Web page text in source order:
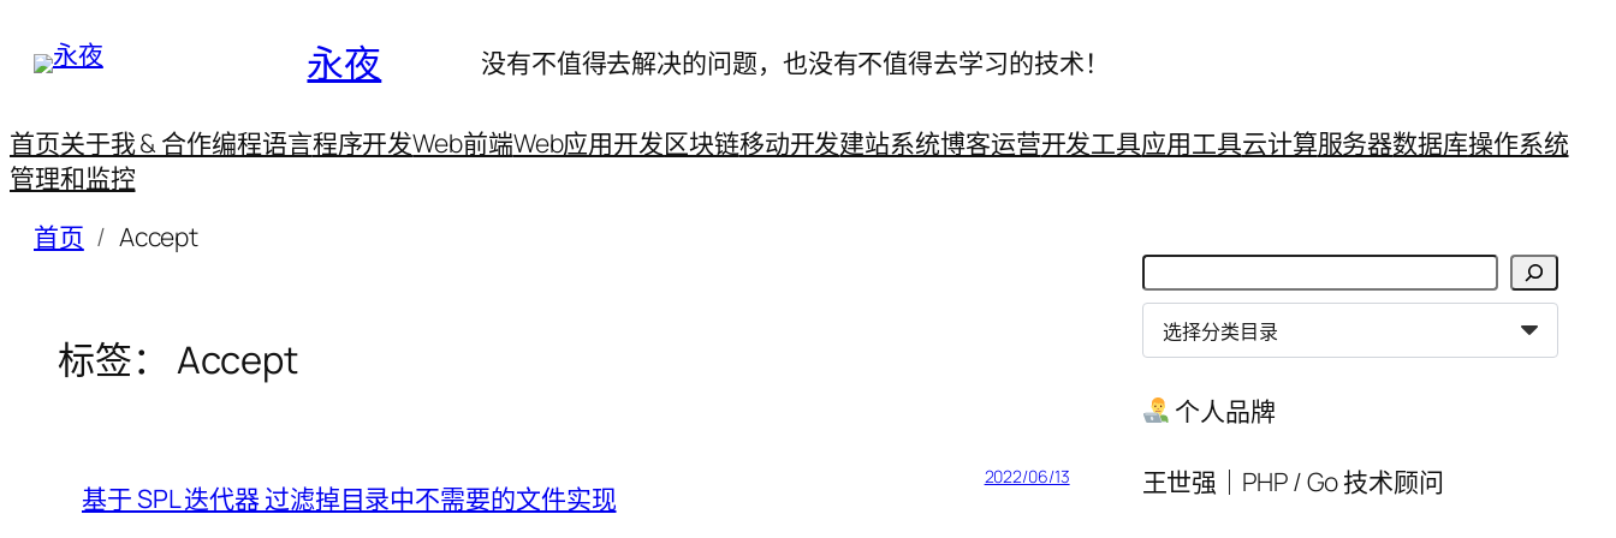
永夜 没有不值得去解决的问题，也没有不值得去学习的技术！
首页关于我 & 合作编程语言程序开发Web前端Web应用开发区块链移动开发建站系统博客运营开发工具应用工具云计算服务器数据库操作系统
管理和监控
首页
Accept
标签： Accept
基于 SPL 迭代器 过滤掉目录中不需要的文件实现
2022/06/13
搜
索
分
类
录 个人品牌
王世强｜PHP / Go 技术顾问